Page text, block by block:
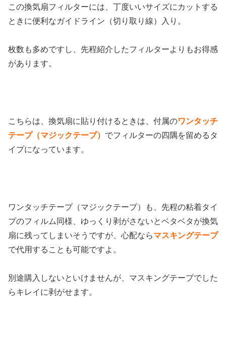
この換気扇フィルターには、丁度いいサイズにカットする
ときに便利なガイドライン（切り取り線）入り。
枚数も多めですし、先程紹介したフィルターよりもお得感
があります。
こちらは、換気扇に貼り付けるときは、付属のワンタッチ
テープ（マジックテープ） でフィルターの四隅を留めるタ
イプになっています。
ワンタッチテープ（マジックテープ）も、先程の粘着タイ
プのフィルム同様、ゆっくり剥がさないとベタベタが換気
扇に残ってしまいそうですが、心配ならマスキングテープ
で代用することも可能ですよ。
別途購入しないといけませんが、マスキングテープでした
らキレイに剥がせます。